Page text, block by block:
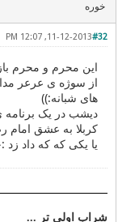
خوره
#32
11-12-2013, 12:07 PM
این محرم و محرم
از سوژه ی عرعر
های شبانه:))
دیشب در یک برنامه
کربلا به عشق امام
یا یکی که که داد زد
شراب اولی تر ...